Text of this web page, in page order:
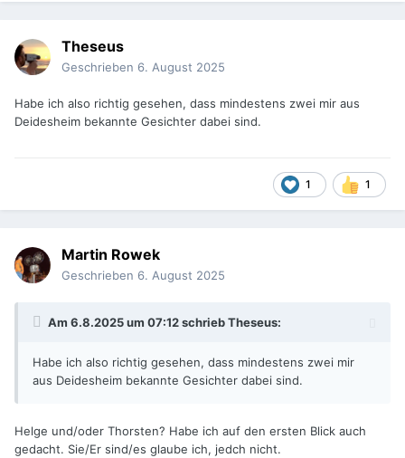
Theseus
Geschrieben 6. August 2025
Habe ich also richtig gesehen, dass mindestens zwei mir aus
Deidesheim bekannte Gesichter dabei sind.
1 1
Martin Rowek
Geschrieben 6. August 2025
Am 6.8.2025 um 07:12 schriebTheseus:
Habe ich also richtig gesehen, dass mindestens zwei mir
aus Deidesheim bekannte Gesichter dabei sind.
Helge und/oder Thorsten? Habe ich auf den ersten Blick auch
gedacht. Sie/Er sind/es glaube ich, jedch nicht.